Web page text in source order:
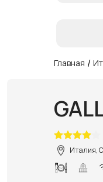
Главная /
Италия,